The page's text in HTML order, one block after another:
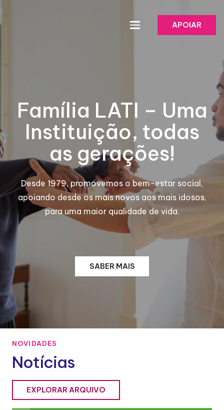
APOIAR
Família LATI – Uma
Instituição, todas
as gerações!
Desde 1979, promovemos o bem-estar social,
apoiando desde os mais novos aos mais idosos,
para uma maior qualidade de vida.
SABER MAIS
NOVIDADES
Notícias
EXPLORAR ARQUIVO